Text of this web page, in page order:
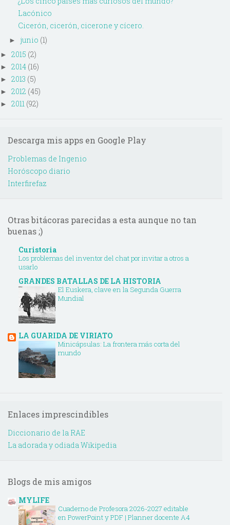
Lacónico
Cicerón, cicerón, cicerone y cícero.
► junio (1)
► 2015 (2)
► 2014 (16)
► 2013 (5)
► 2012 (45)
► 2011 (92)
Descarga mis apps en Google Play
Problemas de Ingenio
Horóscopo diario
Interfirefaz
Otras bitácoras parecidas a esta aunque no tan
buenas ;)
Curistoria
Los problemas del inventor del chat por invitar a otros a
usarlo
GRANDES BATALLAS DE LA HISTORIA
El Euskera, clave en la Segunda Guerra
Mundial
LA GUARIDA DE VIRIATO
Minicápsulas: La frontera más corta del
mundo
Enlaces imprescindibles
Diccionario de la RAE
La adorada y odiada Wikipedia
Blogs de mis amigos
MYLIFE
Cuaderno de Profesora 2026-2027 editable
en PowerPoint y PDF | Planner docente A4